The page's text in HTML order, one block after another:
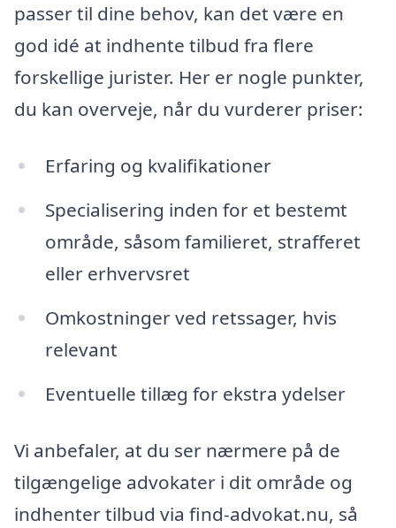
passer til dine behov, kan det være en
god idé at indhente tilbud fra flere
forskellige jurister. Her er nogle punkter,
du kan overveje, når du vurderer priser:
Erfaring og kvalifikationer
Specialisering inden for et bestemt
område, såsom familieret, strafferet
eller erhvervsret
Omkostninger ved retssager, hvis
relevant
Eventuelle tillæg for ekstra ydelser
Vi anbefaler, at du ser nærmere på de
tilgængelige advokater i dit område og
indhenter tilbud via find-advokat.nu, så